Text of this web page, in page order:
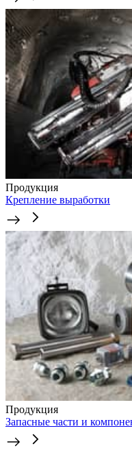
Продукция
Крепление выработки
Продукция
Запасные части и